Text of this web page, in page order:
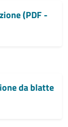
(PDF -
da blatte